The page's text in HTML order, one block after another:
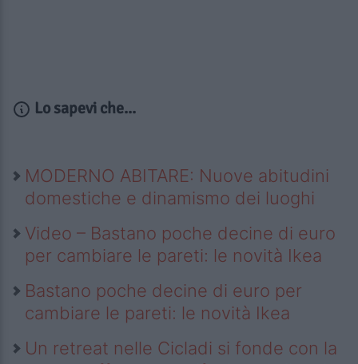
Lo sapevi che...
MODERNO ABITARE: Nuove abitudini
domestiche e dinamismo dei luoghi
Video – Bastano poche decine di euro
per cambiare le pareti: le novità Ikea
Bastano poche decine di euro per
cambiare le pareti: le novità Ikea
Un retreat nelle Cicladi si fonde con la